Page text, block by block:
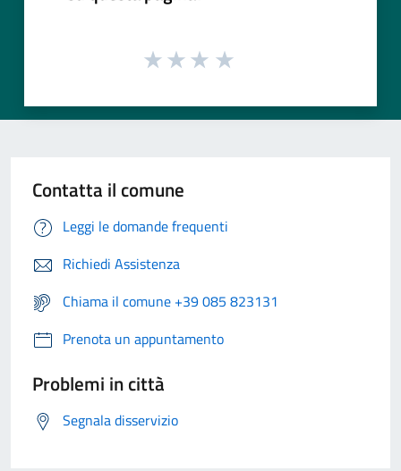
Contatta il comune
Leggi le domande frequenti
Richiedi Assistenza
Chiama il comune +39 085 823131
Prenota un appuntamento
Problemi in città
Segnala disservizio